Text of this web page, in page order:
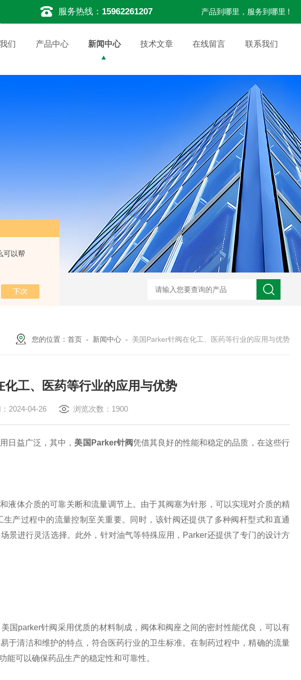
可以帮
服务热线： 15962261207 产品到哪里，服务到哪里 !
们 产品中心 新闻中心 技术文章 在线留言 联系我们
30RZSMC 回转夹紧气缸 ARM10F2-20BGSMC 减压阀 KQB2H06-G01SMC 金属快换接头
您的位置： 首页 - 新闻中心 - 美国Parker针阀在化工、医药等行业的应用与优势
工、医药等行业的应用与优势
：2024-04-26 浏览次数：1900
益广泛，其中， 美国Parker针阀凭借其良好的性能和稳定的品质，在这些行
体介质的可靠关断和流量调节上。由于其阀塞为针形，可以实现对介质的精
产过程中的流量控制至关重要。同时，该针阀还提供了多种阀杆型式和直通
景进行灵活选择。此外，针对油气等特殊应用，Parker还提供了专门的设计方
parker针阀采用优质的材料制成，阀体和阀座之间的密封性能优良，可以有
于清洁和维护的特点，符合医药行业的卫生标准。在制药过程中，精确的流量
可以确保药品生产的稳定性和可靠性。